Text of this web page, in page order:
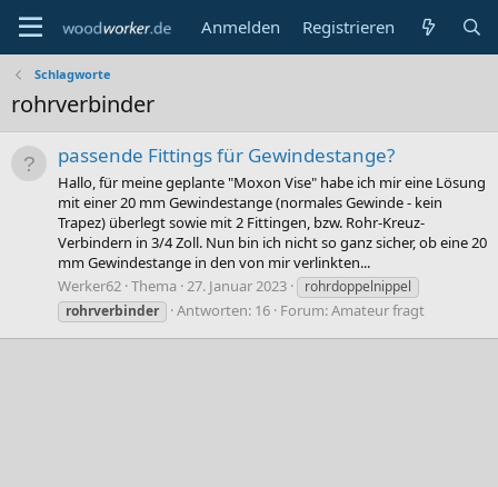
Anmelden Registrieren
Schlagworte
rohrverbinder
passende Fittings für Gewindestange?
Hallo, für meine geplante "Moxon Vise" habe ich mir eine Lösung
mit einer 20 mm Gewindestange (normales Gewinde - kein
Trapez) überlegt sowie mit 2 Fittingen, bzw. Rohr-Kreuz-
Verbindern in 3/4 Zoll. Nun bin ich nicht so ganz sicher, ob eine 20
mm Gewindestange in den von mir verlinkten...
Werker62 Thema 27. Januar 2023
rohrdoppelnippel
rohrverbinder
Antworten: 16 Forum:Amateur fragt